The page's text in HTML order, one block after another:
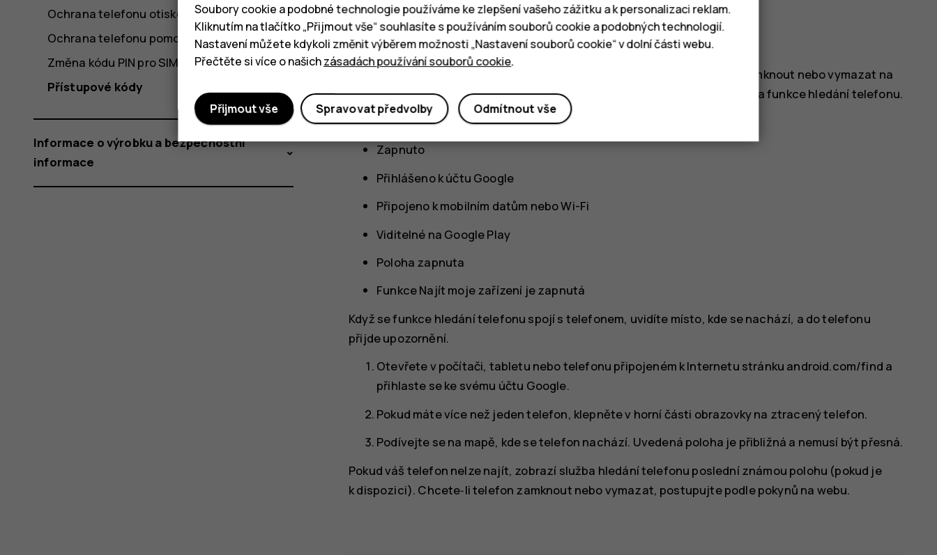
zadním krytem, pokud má telefon tento kryt odnímatelný.
Nalezení nebo zamknutí telefonu
Pokud jste přihlášeni k účtu Google a telefon ztratíte, můžete ho najít, zamknout nebo vymazat na
dálku. U telefonů s přiřazeným účtem Google je ve výchozím stavu zapnuta funkce hledání telefonu.
Chcete‑li použít funkci hledání telefonu, musí telefon:
Zapnuto
Přihlášeno k účtu Google
Připojeno k mobilním datům nebo Wi-Fi
Viditelné na Google Play
Poloha zapnuta
Funkce Najít moje zařízení je zapnutá
Když se funkce hledání telefonu spojí s telefonem, uvidíte místo, kde se nachází, a do telefonu
přijde upozornění.
Otevřete v počítači, tabletu nebo telefonu připojeném k Internetu stránku android.com/find a
přihlaste se ke svému účtu Google.
Pokud máte více než jeden telefon, klepněte v horní části obrazovky na ztracený telefon.
Podívejte se na mapě, kde se telefon nachází. Uvedená poloha je přibližná a nemusí být přesná.
Pokud váš telefon nelze najít, zobrazí služba hledání telefonu poslední známou polohu (pokud je
k dispozici). Chcete‑li telefon zamknout nebo vymazat, postupujte podle pokynů na webu.
Ochrana telefonu otiskem prstu
Ochrana telefonu pomocí obličeje
Změna kódu PIN pro SIM kartu
Přístupové kódy
Informace o výrobku a bezpečnostní
informace
Soubory cookie a podobné technologie používáme ke zlepšení vašeho zážitku a k personalizaci reklam.
Kliknutím na tlačítko „Přijmout vše“ souhlasíte s používáním souborů cookie a podobných technologií.
Nastavení můžete kdykoli změnit výběrem možnosti „Nastavení souborů cookie“ v dolní části webu.
Přečtěte si více o našichzásadách používání souborů cookie.
Odmítnout vše
Spravovat předvolby
Přijmout vše